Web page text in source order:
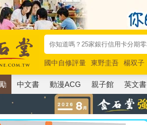
國中自修評量 東野圭吾 楊双子
唯紅花綻放
奧德賽 路邊攤新作
中文書 動漫ACG 親子館 英文書